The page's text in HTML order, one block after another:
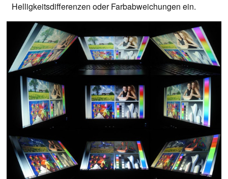
Helligkeitsdifferenzen oder Farbabweichungen ein.